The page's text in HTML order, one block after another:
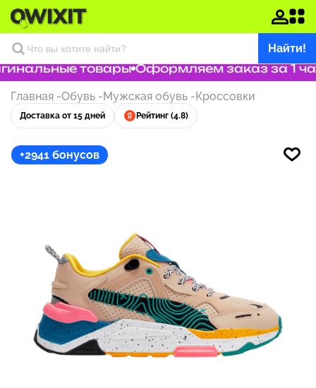
Найти!
товары Оформляем заказ за 1
Главная -Обувь -Мужская обувь -Кроссовки
Доставка от 15 дней Рейтинг (4.8)
+2941 бонусов